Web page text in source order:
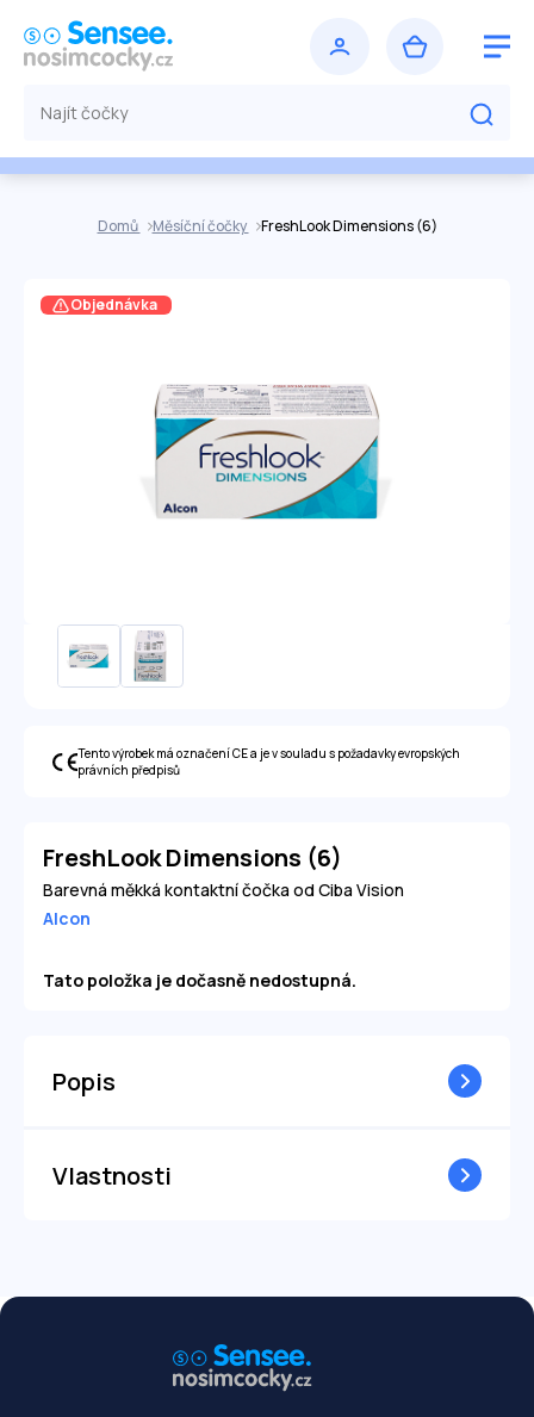
Domů Měsíční čočky FreshLook Dimensions (6)
Objednávka
Tento výrobek má označení CE a je v souladu s požadavky evropských
právních předpisů
FreshLook Dimensions (6)
Barevná měkká kontaktní čočka od Ciba Vision
Alcon
Tato položka je dočasně nedostupná.
Popis
Vlastnosti